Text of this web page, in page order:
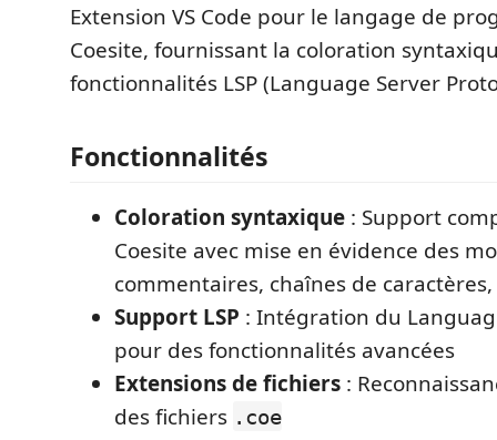
Extension VS Code pour le langage de
Coesite, fournissant la coloration
fonctionnalités LSP (Language Server
Fonctionnalités
Coloration syntaxique : Support
Coesite avec mise en évidence des
commentaires, chaînes de
Support LSP : Intégration du
pour des fonctionnalités avancées
Extensions de fichiers :
des fichiers .coe